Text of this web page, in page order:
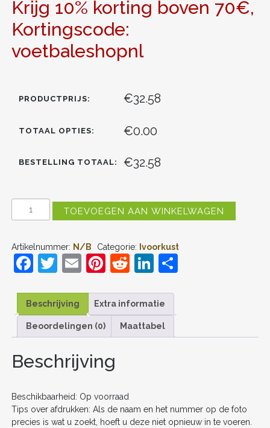
Krijg 10% korting boven 70€,
Kortingscode:
voetbaleshopnl
PRODUCTPRIJS: €32.58
TOTAAL OPTIES: €0.00
BESTELLING TOTAAL: €32.58
IVOORKUST
2026
VOETBALSHIRTS
HEREN
TOEVOEGEN AAN WINKELWAGEN
Artikelnummer: N/B Categorie: Ivoorkust
F
c
e
b
o
k
T
itt
er
E
ai
l
Pi
er
e
st
R
d
di
t
Li
k
e
dI
D
Beschrijving Extra informatie
Beoordelingen (0) Maattabel
Beschrijving
Beschikbaarheid: Op voorraad
Tips over afdrukken: Als de naam en het nummer op de foto
precies is wat u zoekt, hoeft u deze niet opnieuw in te voeren.